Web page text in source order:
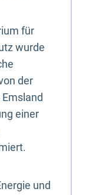
für
wurde
der
einer
und